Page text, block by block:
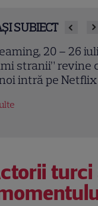
SUBIECT
un iulie
sportului.
capetele de afiș
turci